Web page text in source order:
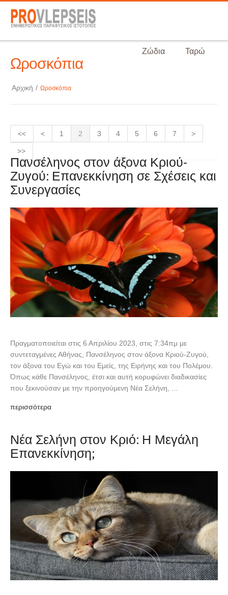
Ζώδια Ταρώ
Ωροσκόπια
Αρχική / Ωροσκόπια
<< < 1 2 3 4 5 6 7 >
>>
Πανσέληνος στον άξονα Κριού-
Ζυγού: Επανεκκίνηση σε Σχέσεις και
Συνεργασίες
Πραγματοποιείται στις 6 Απριλίου 2023, στις 7:34πμ με
συντεταγμένες Αθήνας, Πανσέληνος στον άξονα Κριού-Ζυγού,
τον άξονα του Εγώ και του Εμείς, της Ειρήνης και του Πολέμου.
Όπως κάθε Πανσέληνος, έτσι και αυτή κορυφώνει διαδικασίες
που ξεκινούσαν με την προηγούμενη Νέα Σελήνη, ...
περισσότερα
Νέα Σελήνη στον Κριό: Η Μεγάλη
Επανεκκίνηση;